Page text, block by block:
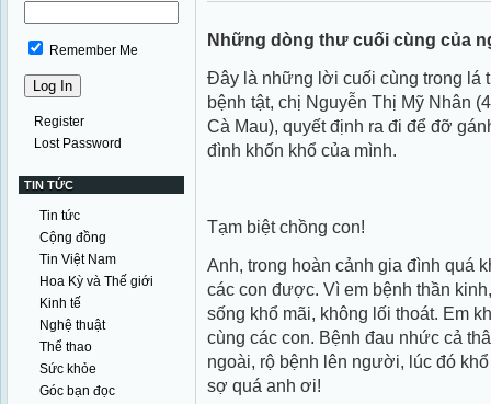
Remember Me
Register
Lost Password
TIN TỨC
Tin tức
Cộng đồng
Tin Việt Nam
Hoa Kỳ và Thế giới
Kinh tế
Nghệ thuật
Thể thao
Sức khỏe
Góc bạn đọc
Những dòng thư cuối cùng của
Đây là những lời cuối cùng trong lá
bệnh tật, chị Nguyễn Thị Mỹ Nhân
Cà Mau), quyết định ra đi để đỡ
đình khốn khổ của mình.
Tạm biệt chồng con!
Anh, trong hoàn cảnh gia đình quá
các con được. Vì em bệnh thần
sống khổ mãi, không lối thoát. Em
cùng các con. Bệnh đau nhức cả
ngoài, rộ bệnh lên người, lúc đó
sợ quá anh ơi!